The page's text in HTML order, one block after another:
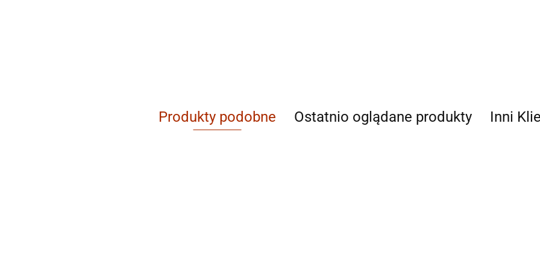
AGAM
Produkty podobne Ostatnio oglądane produkty Inni